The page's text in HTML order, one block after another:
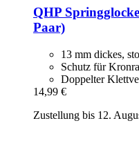
QHP
Paar)
13 mm dickes,
Schutz für
Doppelter
14,99 €
Zustellung bis 12.